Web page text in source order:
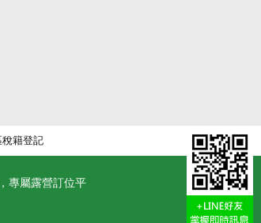
稅籍登記
專屬露營訂位平